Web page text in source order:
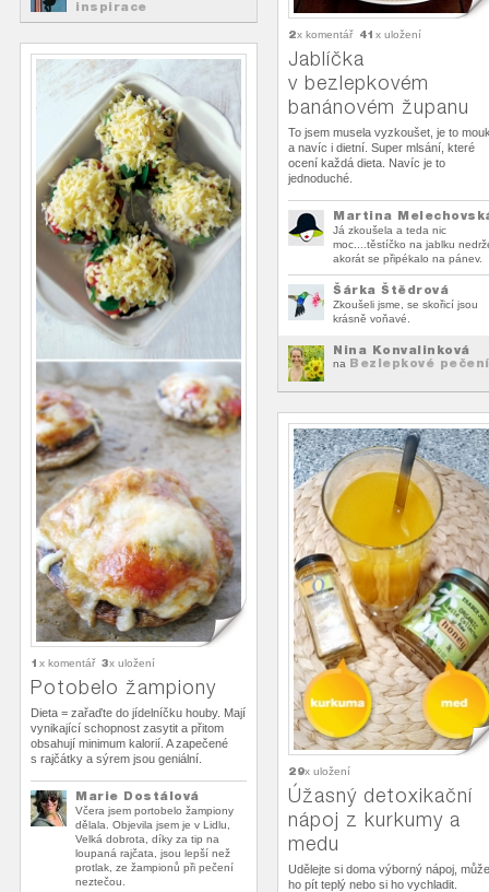
inspirace
2x komentář 41 x uložení
Jablíčka
v bezlepkovém
banánovém županu
To jsem musela vyzkoušet, je to
a navíc i dietní. Super mlsání, které
ocení každá dieta. Navíc je to
jednoduché.
Martina
Já zkoušela a teda nic
moc....těstíčko na jablku
akorát se připékalo na pánev.
Šárka Štědrová
Zkoušeli jsme, se skořicí jsou
krásně voňavé.
Nina Konvalinková
na Bezlepkové pečení
1 x komentář 3x uložení
Potobelo žampiony
Dieta = zařaďte do jídelníčku houby. Mají
vynikající schopnost zasytit a přitom
obsahují minimum kalorií. A zapečené
s rajčátky a sýrem jsou geniální.
Marie Dostálová
Včera jsem portobelo žampiony
dělala. Objevila jsem je v Lidlu,
Velká dobrota, díky za tip na
loupaná rajčata, jsou lepší než
protlak, ze žampionů při pečení
neztečou.
29x uložení
Úžasný detoxikační
nápoj z kurkumy a
medu
Udělejte si doma výborný nápoj,
ho pít teplý nebo si ho vychladit.